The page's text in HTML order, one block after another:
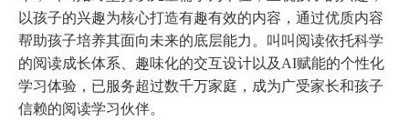
以孩子的兴趣为核心打造有趣有效的内容，通过优质内容
帮助孩子培养其面向未来的底层能力。叫叫阅读依托科学
的阅读成长体系、趣味化的交互设计以及AI赋能的个性化
学习体验，已服务超过数千万家庭，成为广受家长和孩子
信赖的阅读学习伙伴。